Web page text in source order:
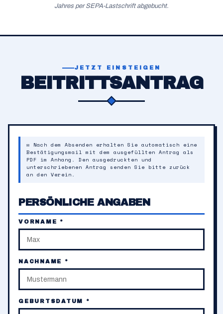
Jahres per SEPA-Lastschrift abgebucht.
JETZT EINSTEIGEN
BEITRITTSANTRAG
✉ Nach dem Absenden erhalten Sie automatisch eine
Bestätigungsmail mit dem ausgefüllten Antrag als
PDF im Anhang. Den ausgedruckten und
unterschriebenen Antrag senden Sie bitte zurück
an den Verein.
PERSÖNLICHE ANGABEN
VORNAME *
NACHNAME *
GEBURTSDATUM *